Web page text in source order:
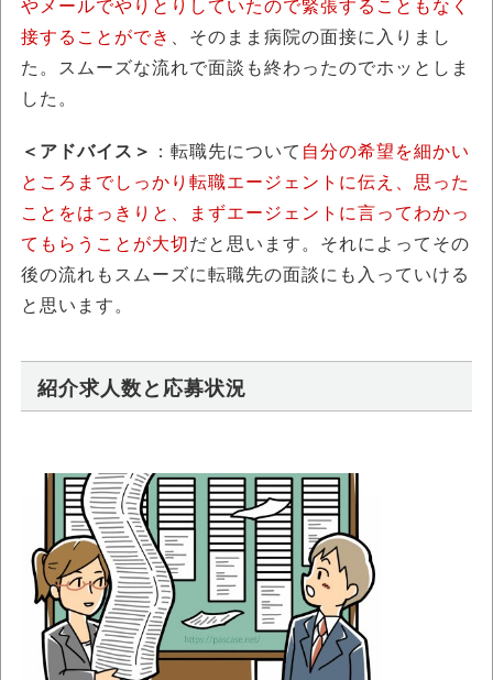
やメールでやりとりしていたので緊張することもなく
接することができ
、そのまま病院の面接に入りまし
た。スムーズな流れで面談も終わったのでホッとしま
した。
＜アドバイス＞ ：転職先について 自分の希望を細かい
ところまでしっかり転職エージェントに伝え、思った
ことをはっきりと、まずエージェントに言ってわかっ
てもらうことが大切だと思います。それによってその
後の流れもスムーズに転職先の面談にも入っていける
と思います。
紹介求人数と応募状況